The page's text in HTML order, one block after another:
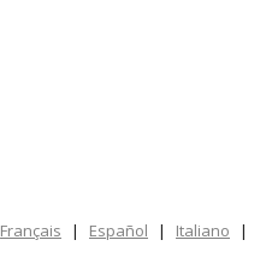
Français | Español | Italiano |